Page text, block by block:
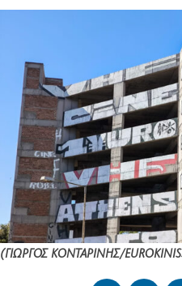
(ΓΙΩΡΓΟΣ ΚΟΝΤΑΡΙΝΗΣ/